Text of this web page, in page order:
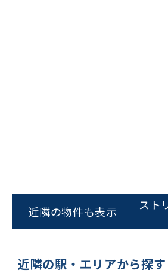
スムーズにご案内で
0120-
近隣の物件も表示
スト
近隣の駅・エリアから探す